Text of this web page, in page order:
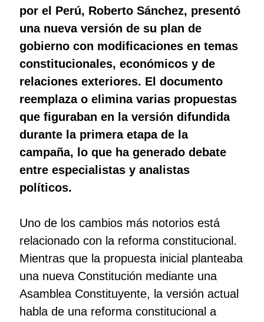
por el Perú, Roberto Sánchez, presentó
una nueva versión de su plan de
gobierno con modificaciones en temas
constitucionales, económicos y de
relaciones exteriores. El documento
reemplaza o elimina varias propuestas
que figuraban en la versión difundida
durante la primera etapa de la
campaña, lo que ha generado debate
entre especialistas y analistas
políticos.
Uno de los cambios más notorios está
relacionado con la reforma constitucional.
Mientras que la propuesta inicial planteaba
una nueva Constitución mediante una
Asamblea Constituyente, la versión actual
habla de una reforma constitucional a